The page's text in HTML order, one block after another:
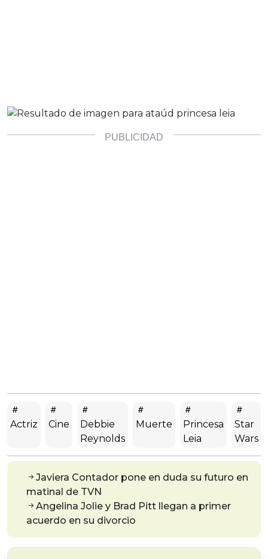
Actriz Cine
Debbie
Reynolds
Muerte
Princesa
Leia
Star
Wars
Javiera Contador pone en duda su futuro en
matinal de TVN
Angelina Jolie y Brad Pitt llegan a primer
acuerdo en su divorcio